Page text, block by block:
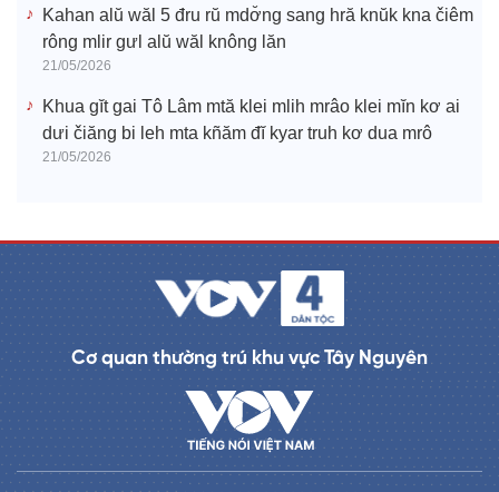
Kahan alŭ wăl 5 đru rŭ mdơ̆ng sang hră knŭk kna čiêm
rông mlir gưl alŭ wăl knông lăn
21/05/2026
Khua gĭt gai Tô Lâm mtă klei mlih mrâo klei mĭn kơ ai
dưi čiăng bi leh mta kñăm đĭ kyar truh kơ dua mrô
21/05/2026
Cơ quan thường trú khu vực Tây Nguyên